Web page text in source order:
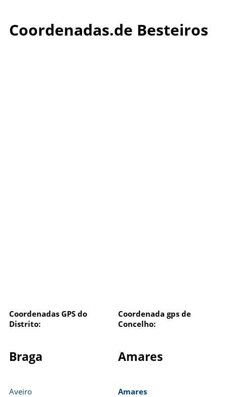
Coordenadas.de Besteiros
Coordenadas GPS do
Distrito:
Coordenada gps de
Concelho:
Braga Amares
Aveiro
Amares